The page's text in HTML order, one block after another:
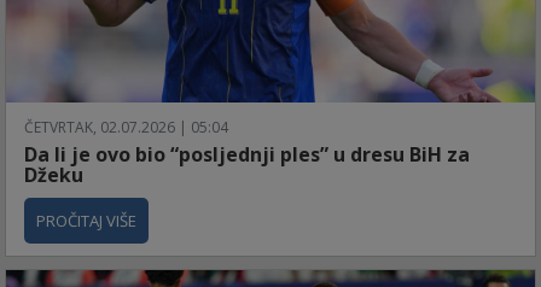
ČETVRTAK, 02.07.2026 | 05:04
Da li je ovo bio “posljednji ples” u dresu BiH za
Džeku
PROČITAJ VIŠE